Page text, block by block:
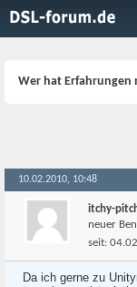
Wer hat Erfahrungen
10.02.2010, 10:48
itchy-
neuer
seit:
Da ich gerne zu